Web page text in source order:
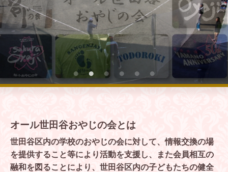
オール世田谷おやじの会とは
世田谷区内の学校のおやじの会に対して、情報交換の場
を提供すること等により活動を支援し、また会員相互の
融和を図ることにより、世田谷区内の子どもたちの健全